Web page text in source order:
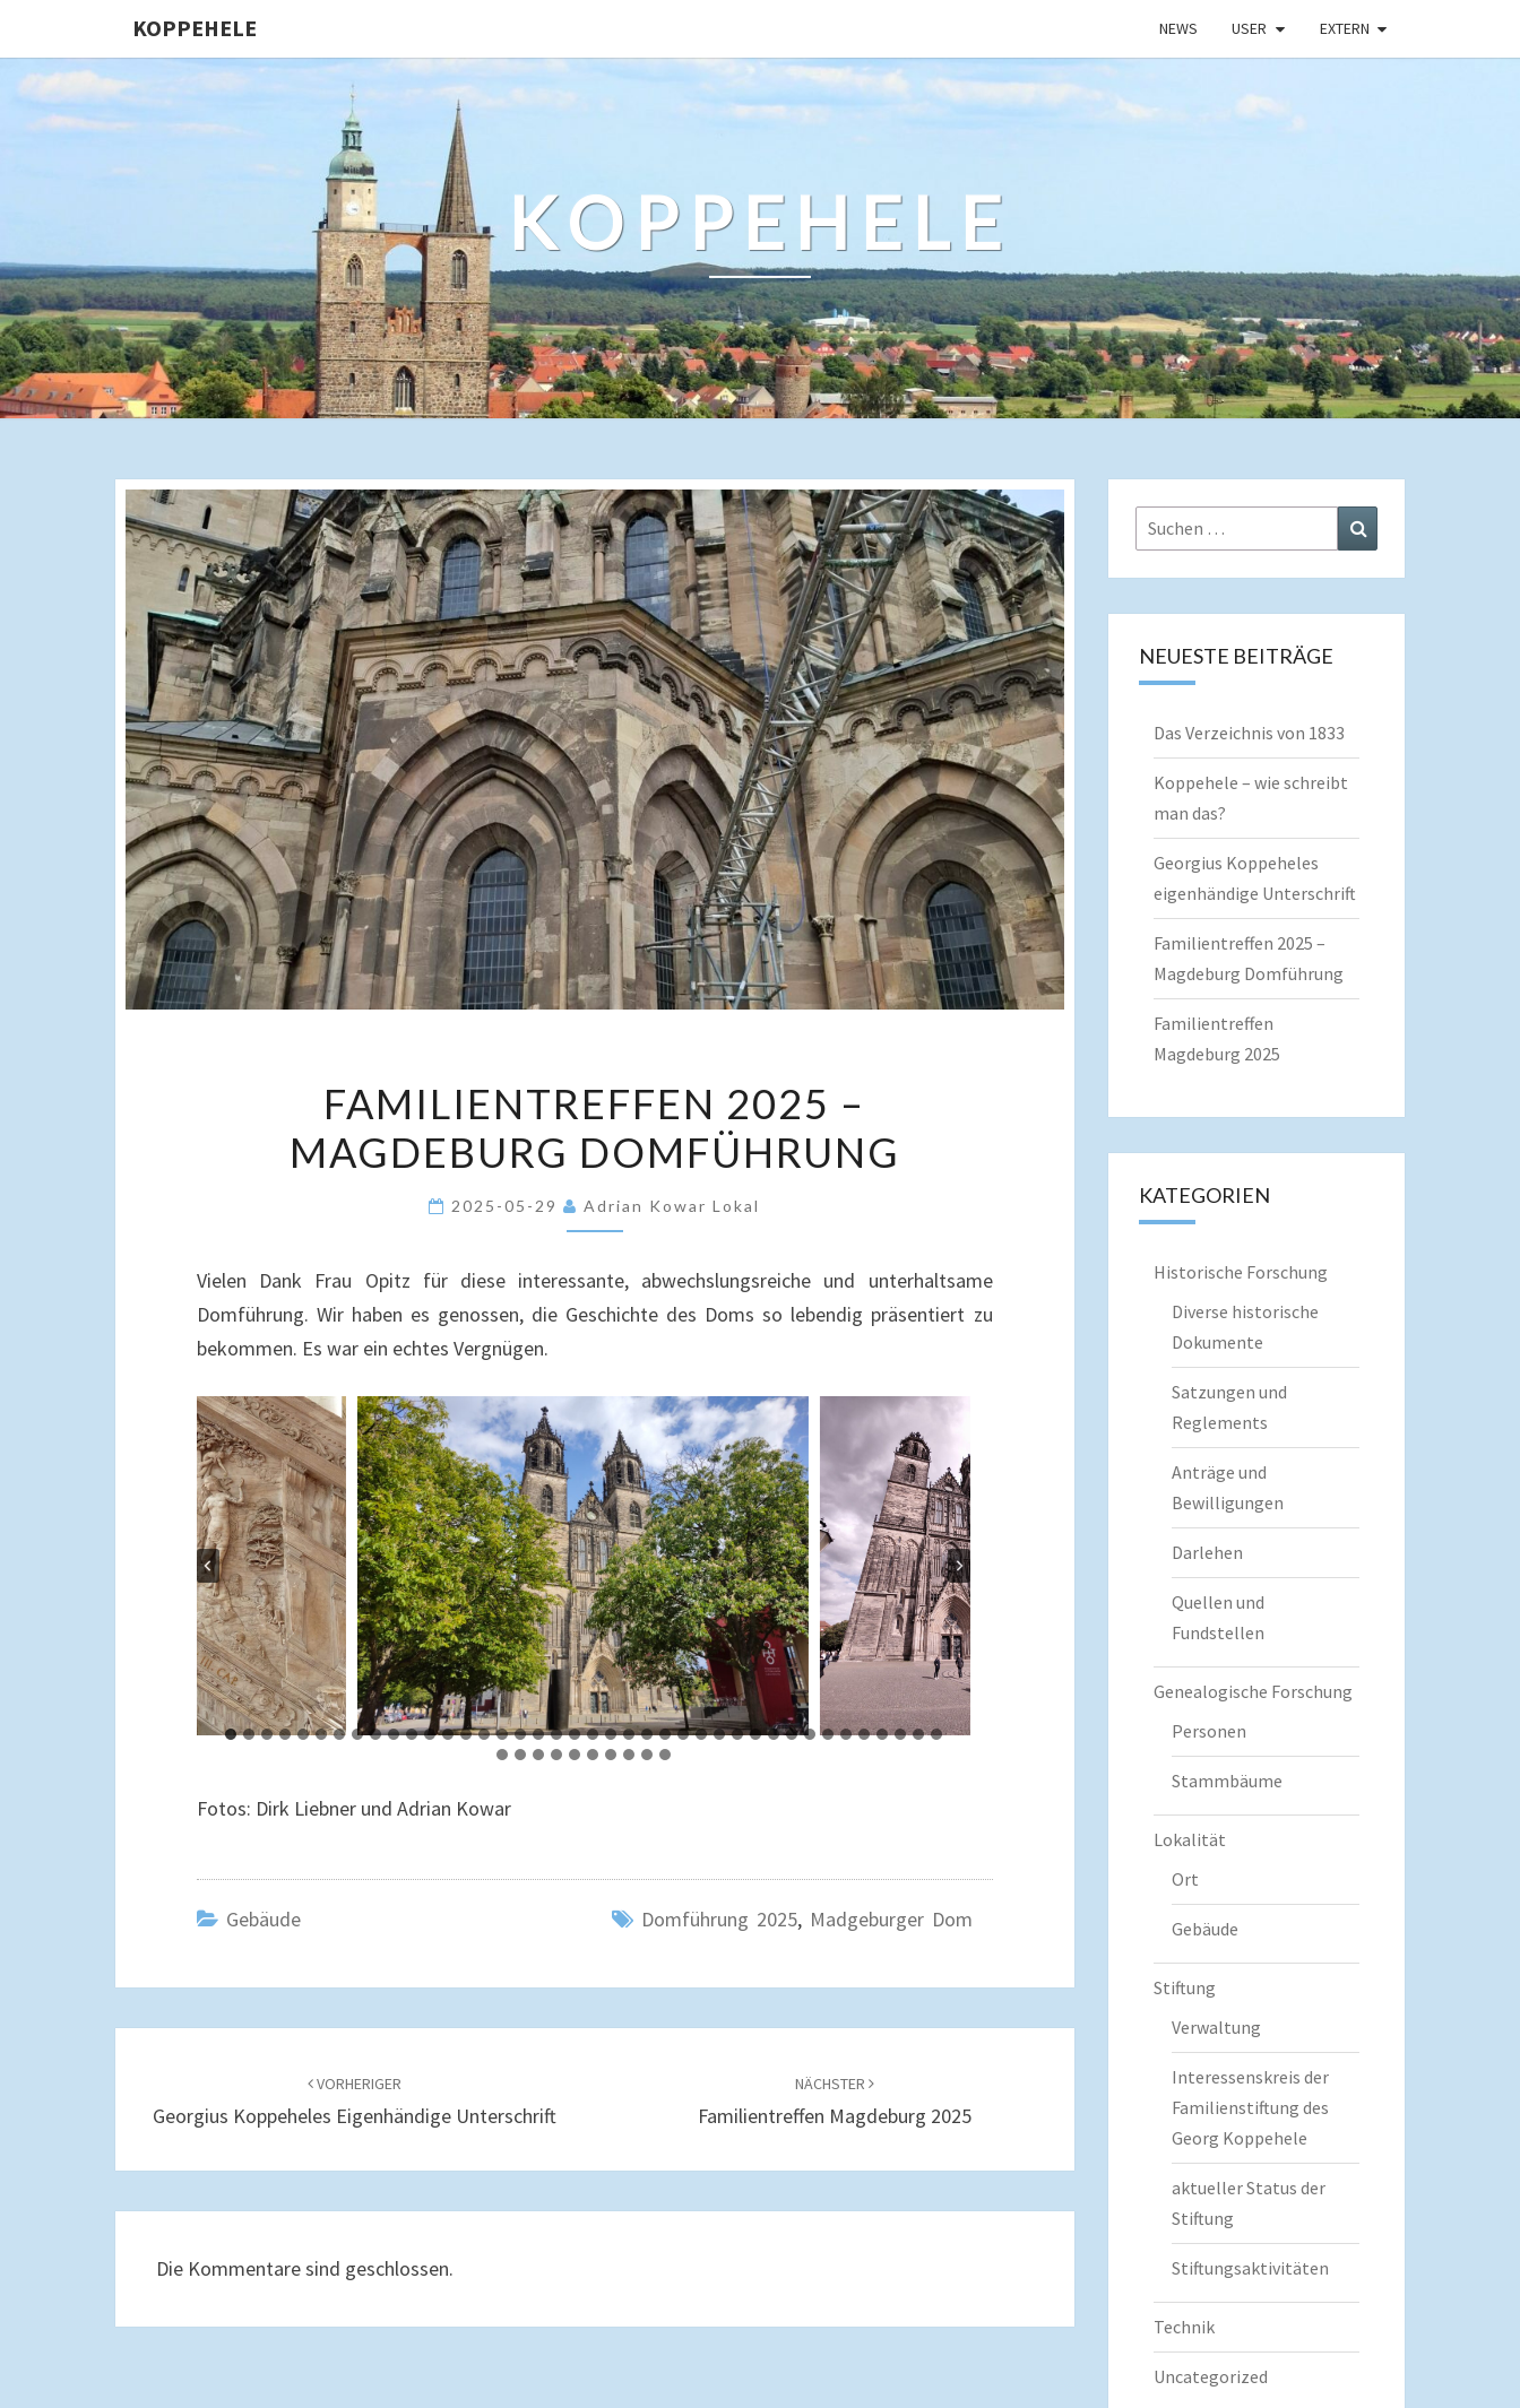
KOPPEHELE NEWS USER EXTERN
KOPPEHELE
2025
–
MAGDEBURG
DOMFÜHRUNG
FAMILIENTREFFEN 2025 –
MAGDEBURG DOMFÜHRUNG
2025-05-29 Adrian Kowar Lokal
Vielen Dank Frau Opitz für diese interessante, abwechslungsreiche und unterhaltsame
Domführung. Wir haben es genossen, die Geschichte des Doms so lebendig präsentiert zu
bekommen. Es war ein echtes Vergnügen.
Fotos: Dirk Liebner und Adrian Kowar
Gebäude Domführung 2025, Madgeburger Dom
VORHERIGER
Georgius Koppeheles Eigenhändige Unterschrift
NÄCHSTER
Familientreffen Magdeburg 2025
Die Kommentare sind geschlossen.
Suchen
nach:
NEUESTE BEITRÄGE
Das Verzeichnis von 1833
Koppehele – wie schreibt
man das?
Georgius Koppeheles
eigenhändige Unterschrift
Familientreffen 2025 –
Magdeburg Domführung
Familientreffen
Magdeburg 2025
KATEGORIEN
Historische Forschung
Diverse historische
Dokumente
Satzungen und
Reglements
Anträge und
Bewilligungen
Darlehen
Quellen und
Fundstellen
Genealogische Forschung
Personen
Stammbäume
Lokalität
Ort
Gebäude
Stiftung
Verwaltung
Interessenskreis der
Familienstiftung des
Georg Koppehele
aktueller Status der
Stiftung
Stiftungsaktivitäten
Technik
Uncategorized